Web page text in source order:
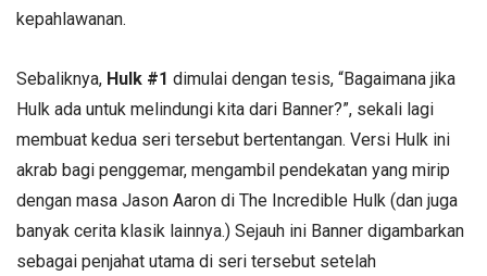
kepahlawanan.
Sebaliknya, Hulk #1 dimulai dengan tesis, “Bagaimana jika
Hulk ada untuk melindungi kita dari Banner?”, sekali lagi
membuat kedua seri tersebut bertentangan. Versi Hulk ini
akrab bagi penggemar, mengambil pendekatan yang mirip
dengan masa Jason Aaron di The Incredible Hulk (dan juga
banyak cerita klasik lainnya.) Sejauh ini Banner digambarkan
sebagai penjahat utama di seri tersebut setelah